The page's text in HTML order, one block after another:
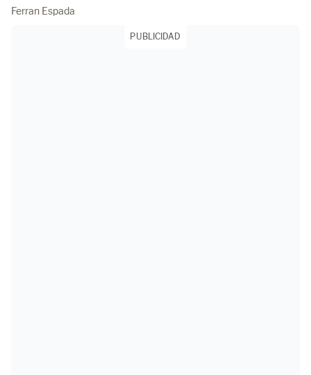
Ferran Espada
PUBLICIDAD